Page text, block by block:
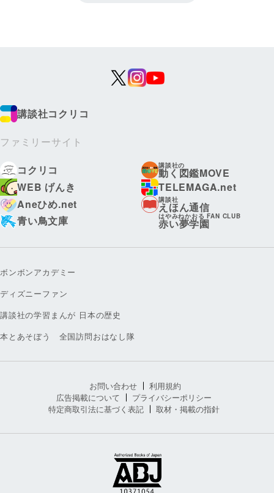
講談社コクリコ
ファミリーサイト
コクリコ
講談社の
動く図鑑MOVE
WEB げんき
TELEMAGA.net
Aneひめ.net
講談社
えほん通信
青い鳥文庫
はやみねかおる FAN CLUB
赤い夢学園
ボンボンアカデミー
ディズニーファン
講談社の学習まんが 日本の歴史
本とあそぼう 全国訪問おはなし隊
お問い合わせ
利用規約
広告掲載について
プライバシーポリシー
特定商取引法に基づく表記
取材・掲載の指針